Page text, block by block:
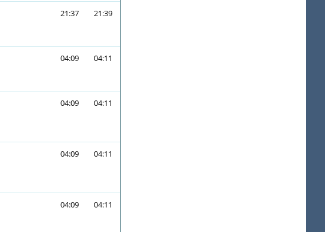
21:37 21:39
04:09 04:11
04:09 04:11
04:09 04:11
04:09 04:11